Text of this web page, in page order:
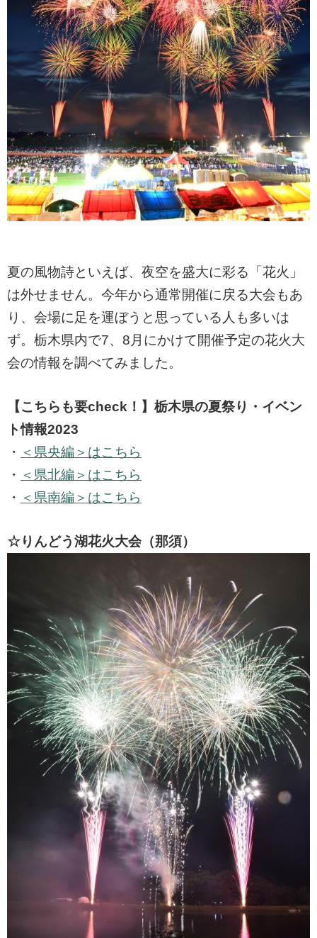
夏の風物詩といえば、夜空を盛大に彩る「花火」
は外せません。今年から通常開催に戻る大会もあ
り、会場に足を運ぼうと思っている人も多いは
ず。栃木県内で7、8月にかけて開催予定の花火大
会の情報を調べてみました。
【こちらも要check！】栃木県の夏祭り・イベン
ト情報2023
・ ＜県央編＞はこちら
・ ＜県北編＞はこちら
・ ＜県南編＞はこちら
☆りんどう湖花火大会（那須）